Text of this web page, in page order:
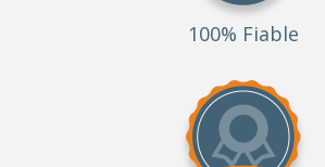
100% Fiable